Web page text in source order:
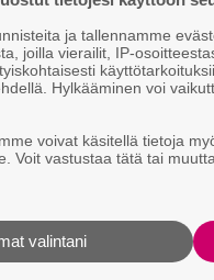
ja tallennamme
joilla vierailit, IP-
Hylkääminen voi
voivat käsitellä tietoja
Voit vastustaa tätä tai
valintani